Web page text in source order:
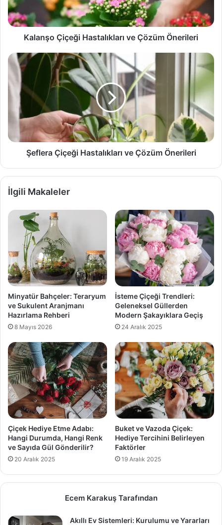
Kalanşo Çiçeği Hastalıkları ve Çözüm Önerileri
Şeflera
Çiçeği
Hastalıkları
ve
Çözüm
Önerileri
Şeflera Çiçeği Hastalıkları ve Çözüm Önerileri
İlgili Makaleler
Minyatür Bahçeler: Teraryum
ve Sukulent Aranjmanı
Hazırlama Rehberi
8 Mayıs 2026
İsteme Çiçeği Trendleri:
Geleneksel Güllerden
Modern Şakayıklara Geçiş
24 Aralık 2025
Çiçek Hediye Etme Adabı:
Hangi Durumda, Hangi Renk
ve Sayıda Gül Gönderilir?
20 Aralık 2025
Buket ve Vazoda Çiçek:
Hediye Tercihini Belirleyen
Faktörler
19 Aralık 2025
Ecem Karakuş Tarafından
Akıllı Ev Sistemleri: Kurulumu ve Yararları